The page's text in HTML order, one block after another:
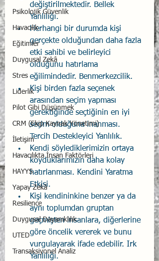
Psikolojik Güvenlik
Havacılık
Eğitimler
Duygusal Zekâ
Stres
Liderlik
Pilot Gibi Düşünmek
CRM (Ekip Kaynak Yönetimi)
İletişim
Havacılıkta İnsan Faktörleri
HAYYS
Yapay Zekâ
Resilience
Duygusal Dayanıklılık
UTED
Transaksiyonel Analiz
değiştirilmektedir. Bellek
Yanlılığı.
Herhangi bir durumda kişi
gerçekte olduğundan daha fazla
etki sahibi ve belirleyici
olduğunu hatırlama
eğilimindedir. Benmerkezcilik.
Kişi birden fazla seçenek
arasından seçim yapması
gerektiğinde seçtiğinin en iyi
seçim olduğuna inanması.
Tercih Destekleyici Yanlılık.
Kendi söylediklerimizin ortaya
koyduklarımızın daha kolay
hatırlanması. Kendini Yaratma
Etkisi.
Kişi kendininkine benzer ya da
aynı toplumdan gruptan
geçmişten insanlara, diğerlerine
göre öncelik vererek ve bunu
vurgulayarak ifade edebilir. Irk
Yanlılığı.